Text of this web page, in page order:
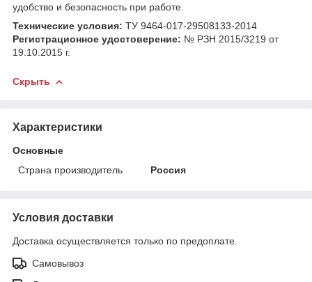
удобство и безопасность при работе.
Технические условия: ТУ 9464-017-29508133-2014
Регистрационное удостоверение: № РЗН 2015/3219 от
19.10.2015 г.
Скрыть
Характеристики
Основные
Страна производитель
Россия
Условия доставки
Доставка осуществляется только по предоплате.
Самовывоз